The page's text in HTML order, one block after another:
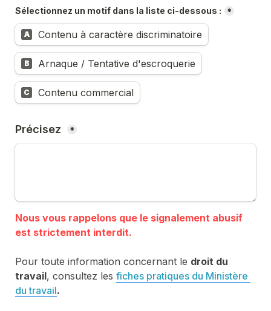
Sélectionnez un motif dans la liste ci-dessous : *
A Contenu à caractère discriminatoire
B Arnaque / Tentative d'escroquerie
C Contenu commercial
Précisez *
Nous vous rappelons que le signalement abusif
Pour toute information concernant le droit du
travail, consultez les fiches pratiques du Ministère
du travail